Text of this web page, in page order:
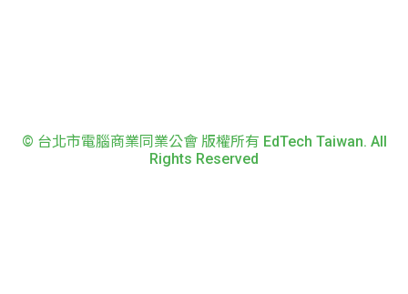
© 台北市電腦商業同業公會 版權所有 EdTech Taiwan. All
Rights Reserved